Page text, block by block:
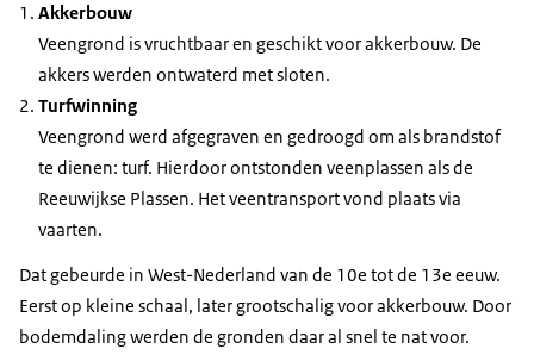
Akkerbouw
Veengrond is vruchtbaar en geschikt voor akkerbouw. De
akkers werden ontwaterd met sloten.
Turfwinning
Veengrond werd afgegraven en gedroogd om als brandstof
te dienen: turf. Hierdoor ontstonden veenplassen als de
Reeuwijkse Plassen. Het veentransport vond plaats via
vaarten.
Dat gebeurde in West-Nederland van de 10e tot de 13e eeuw.
Eerst op kleine schaal, later grootschalig voor akkerbouw. Door
bodemdaling werden de gronden daar al snel te nat voor.